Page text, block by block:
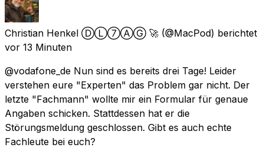
Christian Henkel ⒹⓁ⑦ⒶⒼ 🚀 (@MacPod) berichtet
vor 13 Minuten
@vodafone_de Nun sind es bereits drei Tage! Leider
verstehen eure "Experten" das Problem gar nicht. Der
letzte "Fachmann" wollte mir ein Formular für genaue
Angaben schicken. Stattdessen hat er die
Störungsmeldung geschlossen. Gibt es auch echte
Fachleute bei euch?